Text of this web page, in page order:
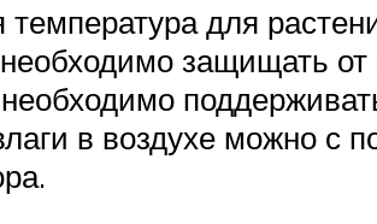
для
защищать от
в воздухе можно с